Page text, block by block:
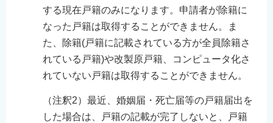
する現在戸籍のみになります。申請者が除籍に
なった戸籍は取得することができません。ま
た、除籍(戸籍に記載されている方が全員除籍さ
れている戸籍)や改製原戸籍、コンピュータ化さ
れていない戸籍は取得することができません。
（注釈2）最近、婚姻届・死亡届等の戸籍届出を
した場合は、戸籍の記載が完了しないと、戸籍